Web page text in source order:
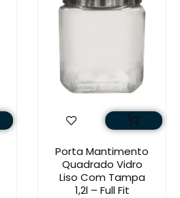
Porta Mantimento
Quadrado Vidro
Liso Com Tampa
1,2l – Full Fit